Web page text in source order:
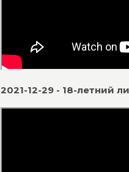
2021-12-29 - 18-летний